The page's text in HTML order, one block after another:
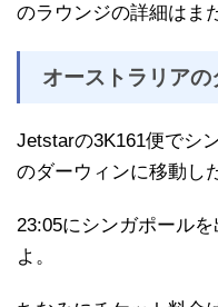
のラウンジの詳細はま
オーストラリア
Jetstarの3K161便でシ
のダーウィンに移動し
23:05にシンガポール
よ。